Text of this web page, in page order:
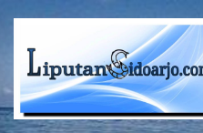
content